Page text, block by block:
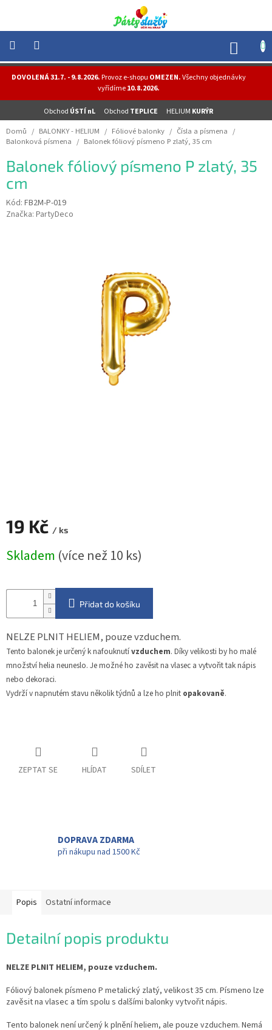
obsah
DOVOLENÁ 31.7. - 9.8.2026.Provoz e-shopu OMEZEN.Všechny objednávky
vyřídíme10.8.2026.
Obchod ÚSTÍ nL Obchod TEPLICE HELIUM KURÝR
NOVINKY
HELIUM
-
OSLAVY
MASKY
-
KOSTÝMY
Domů / BALONKY - HELIUM / Fóliové balonky / Čísla a písmena /
Balonková písmena / Balonek fóliový písmeno P zlatý, 35 cm
Balonek fóliový písmeno P zlatý, 35
cm
Kód: FB2M-P-019
Značka: PartyDeco
19 Kč / ks
cena:
Skladem (více než 10 ks)
Přidat do košíku
NELZE PLNIT HELIEM, pouze vzduchem.
Tento balonek je určený k nafouknutívzduchem. Díky velikosti by ho malé
množství helia neuneslo. Je možné ho zavěsit na vlasec a vytvořit tak nápis
nebo dekoraci.
Vydrží v napnutém stavu několik týdnů a lze ho plnit opakovaně.
ZEPTAT SE HLÍDAT SDÍLET
DOPRAVA ZDARMA
při nákupu nad 1500 Kč
Popis Ostatní informace
Detailní popis produktu
NELZE PLNIT HELIEM, pouze vzduchem.
Fóliový balonek písmeno P metalický zlatý, velikost 35 cm. Písmeno lze
zavěsit na vlasec a tím spolu s dalšími balonky vytvořit nápis.
Tento balonek není určený k plnění heliem, ale pouze vzduchem. Nemá